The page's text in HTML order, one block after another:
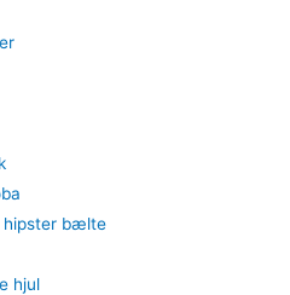
hipster bælte
hjul